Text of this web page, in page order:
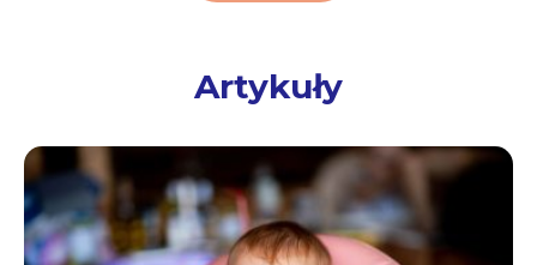
Artykuły